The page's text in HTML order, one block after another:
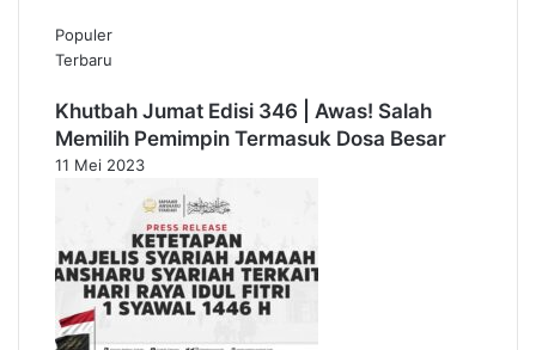
Populer
Terbaru
Khutbah Jumat Edisi 346 | Awas! Salah
Memilih Pemimpin Termasuk Dosa Besar
11 Mei 2023